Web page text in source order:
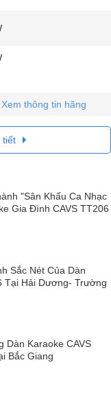
Xem thông tin hãng
tiết
"Sân Khấu Ca Nhạc
Gia Đình CAVS TT206
Sắc Nét Của Dàn
Tại Hải Dương- Trường
Dàn Karaoke CAVS
Bắc Giang